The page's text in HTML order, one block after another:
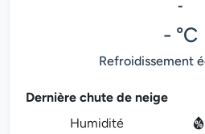
-
- °C
Refroidissement
Dernière chute de neige
Humidité